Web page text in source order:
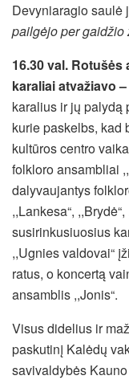
Devyniaragio saulė
pailgėjo per
16.30 val. Rotušės
karaliai atvažiavo
karalius ir jų palydą
kurie paskelbs, kad
kultūros centro
folkloro ansambliai
dalyvaujantys
,,Lankesa“,
susirinkusiuosius
,,Ugnies valdovai“
ratus, o koncertą
ansamblis ,,Jonis“.
Visus didelius ir
paskutinį Kalėdų
savivaldybės